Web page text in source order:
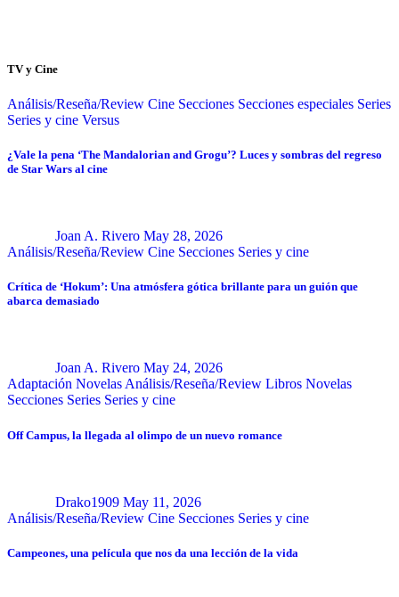
TV y Cine
Análisis/Reseña/Review Cine Secciones Secciones especiales Series
Series y cine Versus
¿Vale la pena ‘The Mandalorian and Grogu’? Luces y sombras del regreso
de Star Wars al cine
Joan A. Rivero May 28, 2026
Análisis/Reseña/Review Cine Secciones Series y cine
Crítica de ‘Hokum’: Una atmósfera gótica brillante para un guión que
abarca demasiado
Joan A. Rivero May 24, 2026
Adaptación Novelas Análisis/Reseña/Review Libros Novelas
Secciones Series Series y cine
Off Campus, la llegada al olimpo de un nuevo romance
Drako1909 May 11, 2026
Análisis/Reseña/Review Cine Secciones Series y cine
Campeones, una película que nos da una lección de la vida